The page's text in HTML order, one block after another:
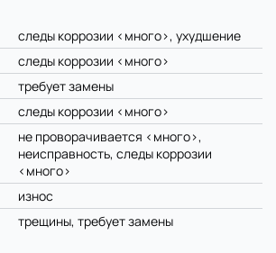
следы коррозии <много>, ухудшение
следы коррозии <много>
требует замены
следы коррозии <много>
не проворачивается <много>,
неисправность, следы коррозии
<много>
износ
трещины, требует замены